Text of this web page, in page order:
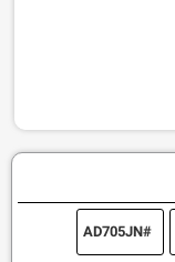
AD705JN